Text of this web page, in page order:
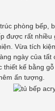
phòng bếp,
được rất nhiều
Vừa tích
ngày của tất
thiết kế bằng
ấn tượng.